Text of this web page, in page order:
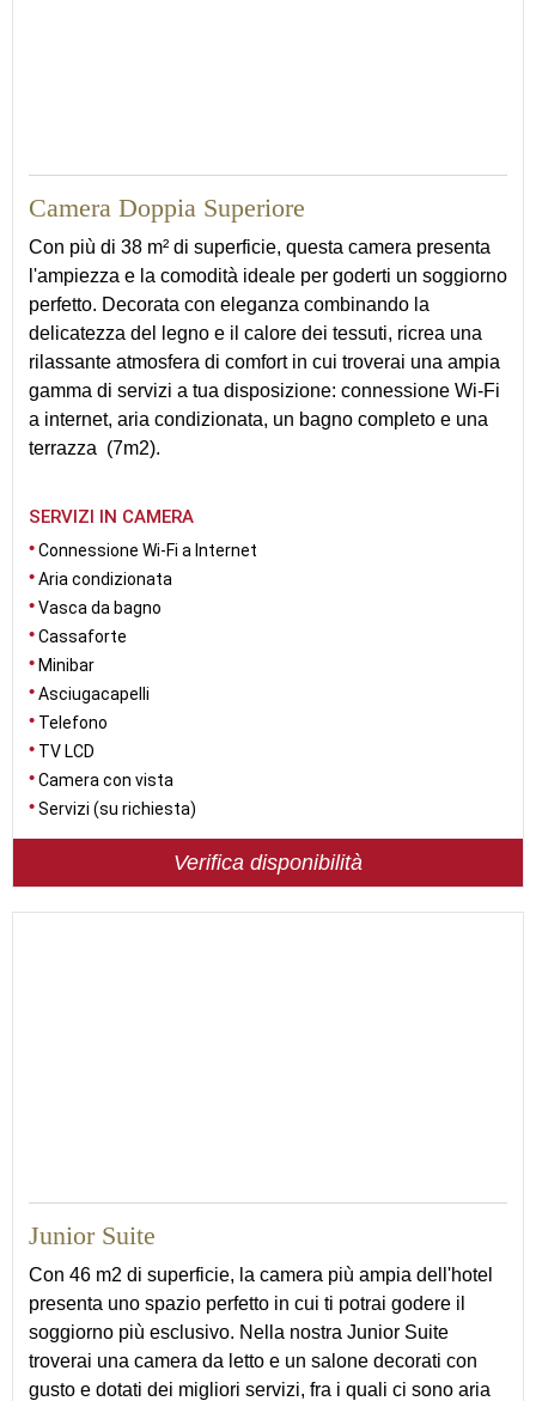
Camera Doppia Superiore
Con più di 38 m² di superficie, questa camera presenta
l'ampiezza e la comodità ideale per goderti un soggiorno
perfetto. Decorata con eleganza combinando la
delicatezza del legno e il calore dei tessuti, ricrea una
rilassante atmosfera di comfort in cui troverai una ampia
gamma di servizi a tua disposizione: connessione Wi-Fi
a internet, aria condizionata, un bagno completo e una
terrazza (7m2).
SERVIZI IN CAMERA
Connessione Wi-Fi a Internet
Aria condizionata
Vasca da bagno
Cassaforte
Minibar
Asciugacapelli
Telefono
TV LCD
Camera con vista
Servizi (su richiesta)
Verifica disponibilità
Junior Suite
Con 46 m2 di superficie, la camera più ampia dell'hotel
presenta uno spazio perfetto in cui ti potrai godere il
soggiorno più esclusivo. Nella nostra Junior Suite
troverai una camera da letto e un salone decorati con
gusto e dotati dei migliori servizi, fra i quali ci sono aria